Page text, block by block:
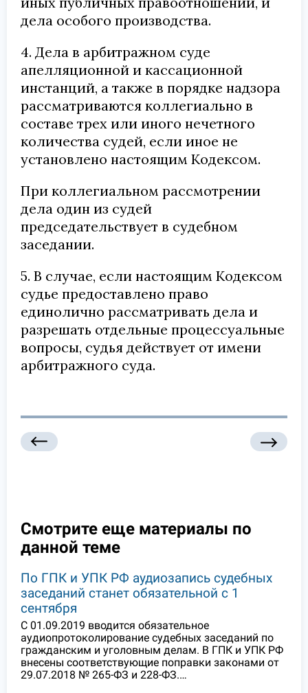
дела особого производства.
4. Дела в арбитражном суде
апелляционной и кассационной
инстанций, а также в порядке надзора
рассматриваются коллегиально в
составе трех или иного нечетного
количества судей, если иное не
установлено настоящим Кодексом.
При коллегиальном рассмотрении
дела один из судей
председательствует в судебном
заседании.
5. В случае, если настоящим Кодексом
судье предоставлено право
единолично рассматривать дела и
разрешать отдельные процессуальные
вопросы, судья действует от имени
арбитражного суда.
Смотрите еще материалы по
данной теме
По ГПК и УПК РФ аудиозапись судебных
заседаний станет обязательной с 1
сентября
С 01.09.2019 вводится обязательное
аудиопротоколирование судебных заседаний по
гражданским и уголовным делам. В ГПК и УПК РФ
внесены соответствующие поправки законами от
29.07.2018 № 265-ФЗ и 228-ФЗ.…